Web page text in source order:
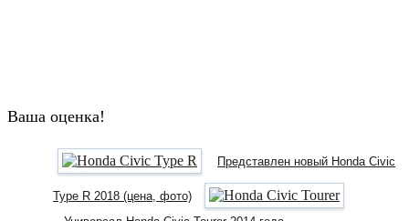
Ваша оценка!
Представлен новый Honda Civic
Type R 2018 (цена, фото)